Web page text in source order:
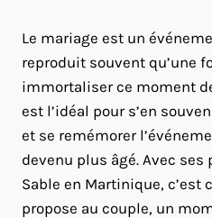
Le mariage est un
reproduit souvent qu’une
immortaliser ce moment
est l’idéal pour s’en
et se remémorer
devenu plus âgé. Avec ses
Sable en Martinique, c’est
propose au couple, un